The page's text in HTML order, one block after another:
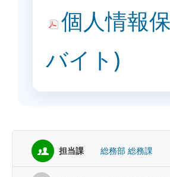
個人情報
バイト)
担当課 総務部 総務課